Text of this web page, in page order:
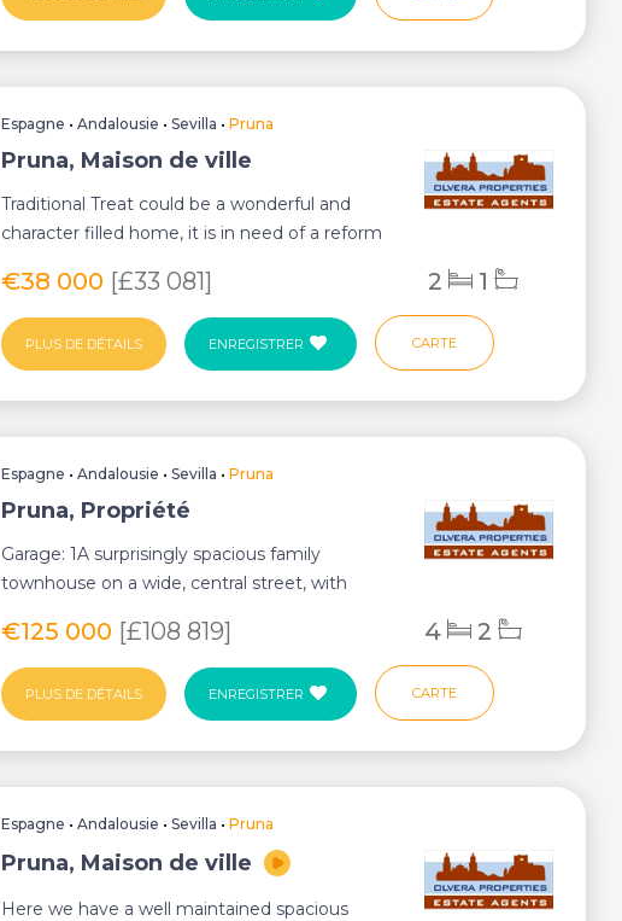
Espagne •Andalousie •Sevilla •Pruna
Pruna, Maison de ville
Traditional Treat could be a wonderful and
character filled home, it is in need of a reform
€38 000 [£33 081] 2 1
PLUS DE DÉTAILS ENREGISTRER CARTE
Espagne •Andalousie •Sevilla •Pruna
Pruna, Propriété
Garage: 1A surprisingly spacious family
townhouse on a wide, central street, with
€125 000 [£108 819] 4 2
PLUS DE DÉTAILS ENREGISTRER CARTE
Espagne •Andalousie •Sevilla •Pruna
Pruna, Maison de ville
Here we have a well maintained spacious